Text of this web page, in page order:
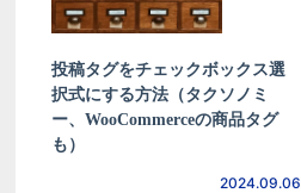
投稿タグをチェックボックス選
択式にする方法（タクソノミ
ー、WooCommerceの商品タグ
も）
2024.09.06